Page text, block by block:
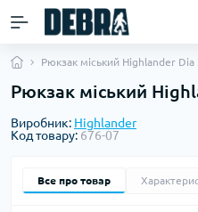
Рюкзак міський Highlander Dia
Рюкзак міський
Виробник: Highlander
Код товару: 676-07
Все про товар